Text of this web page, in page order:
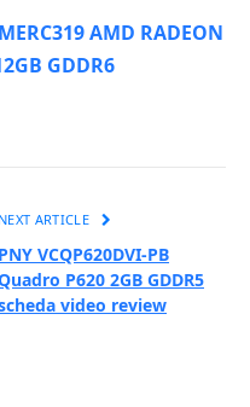
AMD RADEON
GDDR6
NEXT ARTICLE
PNY VCQP620DVI-PB
P620 2GB GDDR5
video review